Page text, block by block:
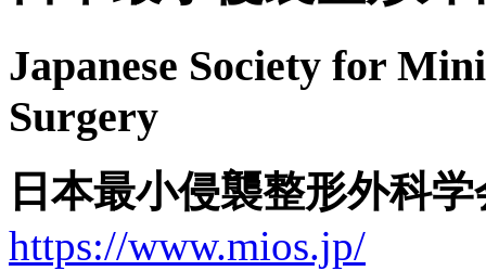
Japanese Society for
Surgery
日本最小侵襲整形外科
https://www.mios.jp/